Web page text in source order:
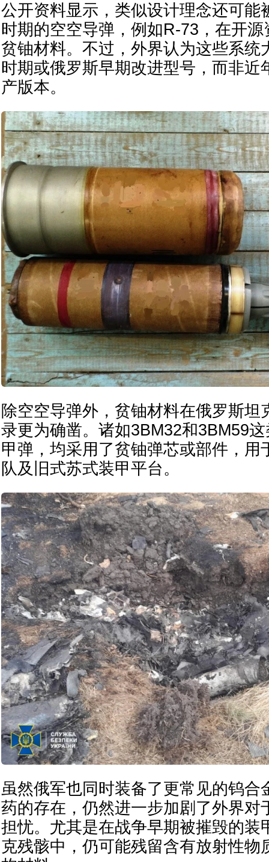
公开资料显示，类似设计理念还可能
时期的空空导弹，例如R-73，在开
贫铀材料。不过，外界认为这些系统
时期或俄罗斯早期改进型号，而非近
产版本。
除空空导弹外，贫铀材料在俄罗斯坦
录更为确凿。诸如3BM32和3BM59
甲弹，均采用了贫铀弹芯或部件，用
队及旧式苏式装甲平台。
虽然俄军也同时装备了更常见的钨合
药的存在，仍然进一步加剧了外界对
担忧。尤其是在战争早期被摧毁的装
克残骸中，仍可能残留含有放射性物